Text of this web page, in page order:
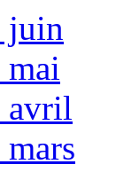
juin
avril